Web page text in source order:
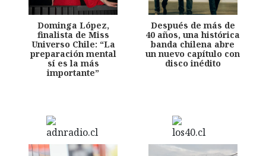
Dominga López,
finalista de Miss
Universo Chile: “La
preparación mental
sí es la más
importante”
Después de más de
40 años, una histórica
banda chilena abre
un nuevo capítulo con
disco inédito